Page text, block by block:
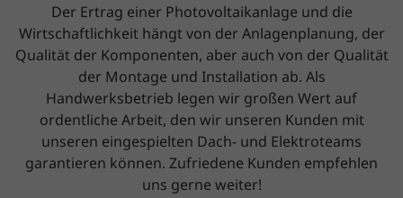
Der Ertrag einer Photovoltaikanlage und die
Wirtschaftlichkeit hängt von der Anlagenplanung, der
Qualität der Komponenten, aber auch von der Qualität
der Montage und Installation ab. Als
Handwerksbetrieb legen wir großen Wert auf
ordentliche Arbeit, den wir unseren Kunden mit
unseren eingespielten Dach- und Elektroteams
garantieren können. Zufriedene Kunden empfehlen
uns gerne weiter!